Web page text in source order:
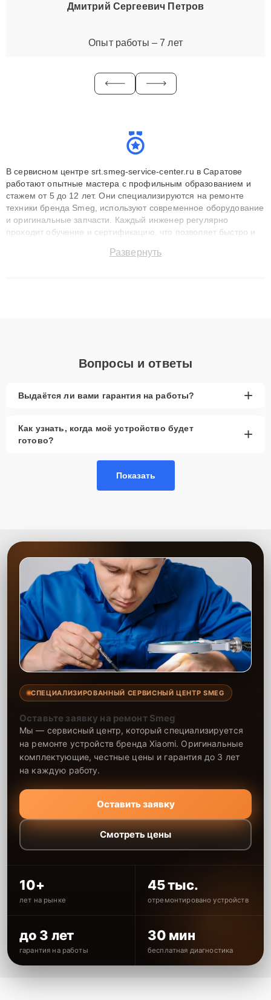
Дмитрий Сергеевич Петров
Опыт работы – 7 лет
В сервисном центре srt.smeg-service-center.ru в Саратове
работают опытные мастера с профильным образованием и
стажем от 5 до 12 лет. Они специализируются на ремонте
техники бренда Smeg, используют современное оборудование
и оригинальные запчасти. Каждый инженер регулярно
проходит обучение и сертификацию, что позволяет быстро и
сохранением гарантии до 3 лет. Наши мастера решают
Развернуть
Вопросы и ответы
Выдаётся ли вами гарантия на работы? +
Как узнать, когда моё устройство будет
готово?
+
Показать
СПЕЦИАЛИЗИРОВАННЫЙ СЕРВИСНЫЙ ЦЕНТР SMEG
Оставьте заявку на ремонт Smeg
Мы — сервисный центр, который специализируется
на ремонте устройств бренда Xiaomi. Оригинальные
комплектующие, честные цены и гарантия до 3 лет
на каждую работу.
Оставить заявку
Смотреть цены
10+
лет на рынке
45 тыс.
отремонтировано устройств
до 3 лет
гарантия на работы
30 мин
бесплатная диагностика